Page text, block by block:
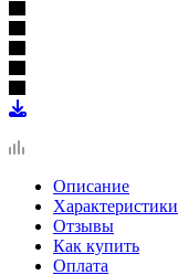
Описание
Характеристики
Отзывы
Как купить
Оплата